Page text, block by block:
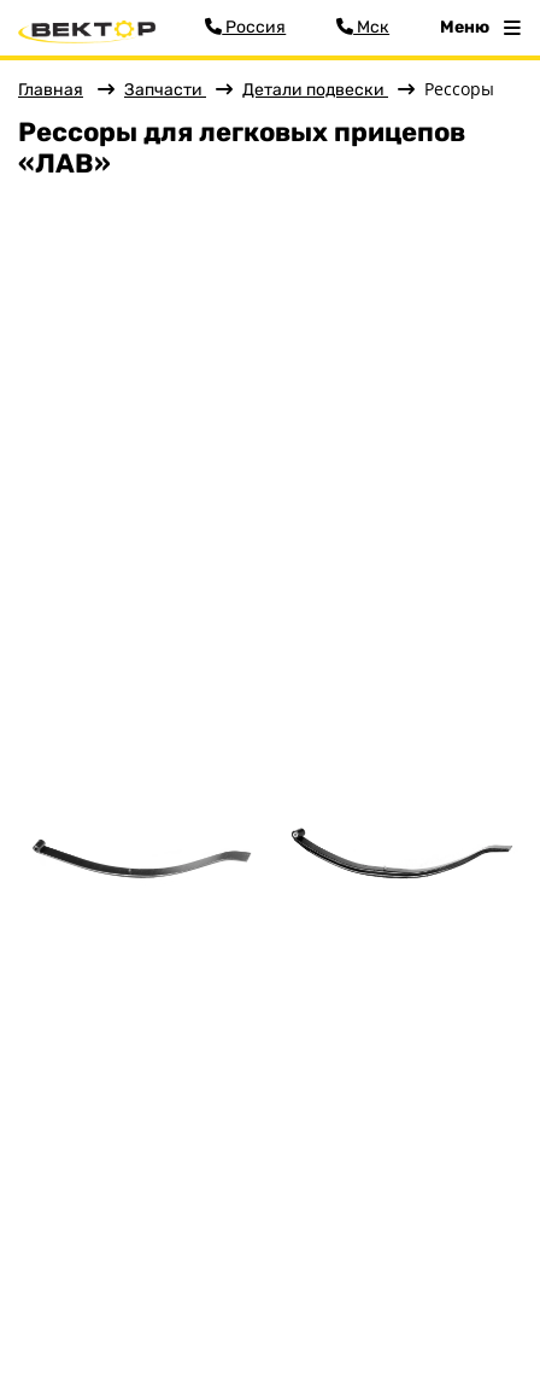
Статьи
Оплата
Фильтр
Россия Мск Меню
Главная Запчасти Детали подвески Рессоры
Рессоры для легковых прицепов
«ЛАВ»